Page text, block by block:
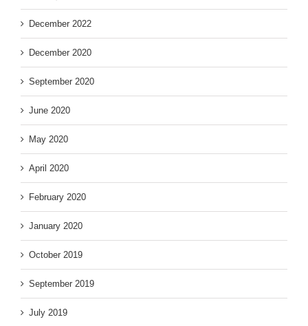
December 2022
December 2020
September 2020
June 2020
May 2020
April 2020
February 2020
January 2020
October 2019
September 2019
July 2019